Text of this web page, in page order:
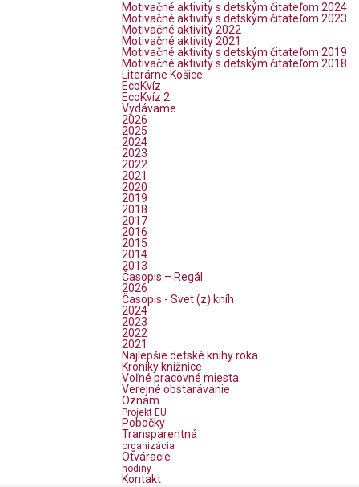
Motivačné aktivity s detským čitateľom 2024
Motivačné aktivity s detským čitateľom 2023
Motivačné aktivity 2022
Motivačné aktivity 2021
Motivačné aktivity s detským čitateľom 2019
Motivačné aktivity s detským čitateľom 2018
Literárne Košice
EcoKvíz
EcoKvíz 2
Vydávame
2026
2025
2024
2023
2022
2021
2020
2019
2018
2017
2016
2015
2014
2013
Časopis – Regál
2026
Časopis - Svet (z) kníh
2024
2023
2022
2021
Najlepšie detské knihy roka
Kroniky knižnice
Voľné pracovné miesta
Verejné obstarávanie
Oznam
Projekt EU
Pobočky
Transparentná
organizácia
Otváracie
hodiny
Kontakt